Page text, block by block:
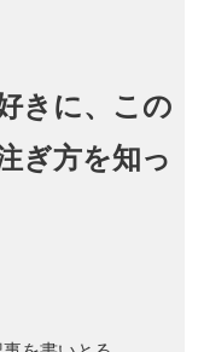
きに、この
ぎ方を知っ